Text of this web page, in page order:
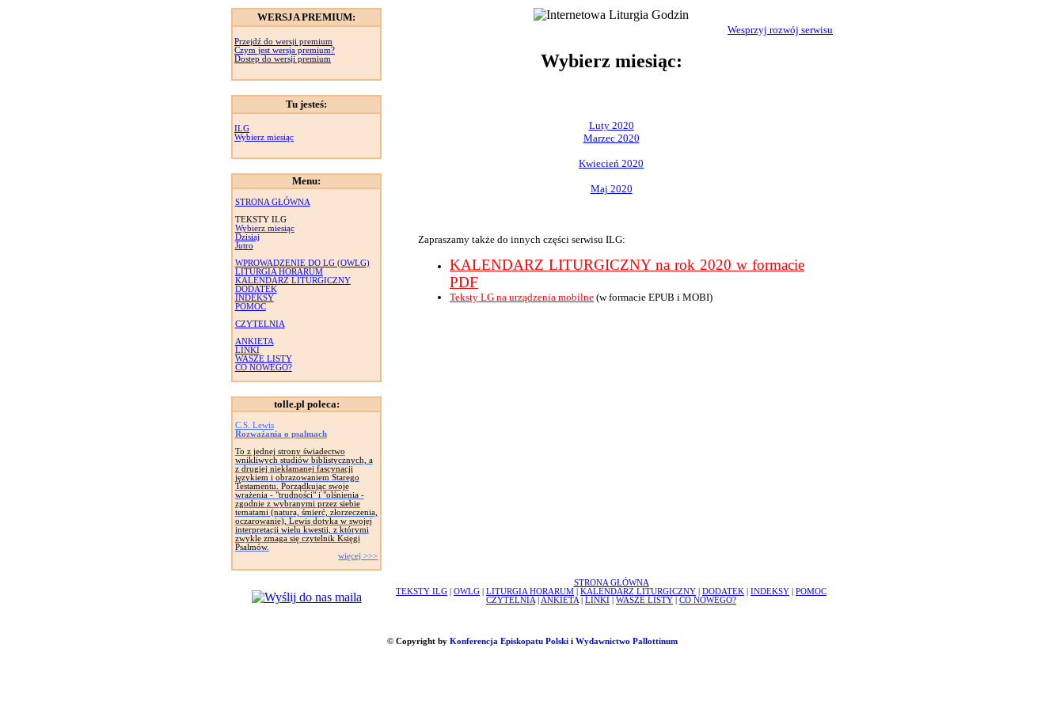
WERSJA PREMIUM:
Przejdź do wersji premium
Czym jest wersja premium?
Dostęp do wersji premium
Tu jesteś:
ILG
Wybierz miesiąc
Menu:
STRONA GŁÓWNA
TEKSTY ILG
Wybierz miesiąc
Dzisiaj
Jutro
WPROWADZENIE DO LG (OWLG)
LITURGIA HORARUM
KALENDARZ LITURGICZNY
DODATEK
INDEKSY
POMOC
CZYTELNIA
ANKIETA
LINKI
WASZE LISTY
CO NOWEGO?
tolle.pl poleca:
C.S. Lewis
Rozważania o psalmach
To z jednej strony świadectwo
wnikliwych studiów biblistycznych, a
z drugiej niekłamanej fascynacji
językiem i obrazowaniem Starego
Testamentu. Porządkując swoje
wrażenia - "trudności" i "olśnienia -
zgodnie z wybranymi przez siebie
tematami (natura, śmierć, złorzeczenia,
oczarowanie), Lewis dotyka w swojej
interpretacji wielu kwestii, z którymi
zwykle zmaga się czytelnik Księgi
Psalmów.
więcej >>>
Wesprzyj rozwój serwisu
Wybierz miesiąc:
Luty 2020
Marzec 2020
Kwiecień 2020
Maj 2020
Zapraszamy także do innych części serwisu ILG:
KALENDARZ LITURGICZNY na rok 2020 w formacie
PDF
Teksty LG na urządzenia mobilne (w formacie EPUB i MOBI)
STRONA GŁÓWNA
TEKSTY ILG
OWLG LITURGIA HORARUM KALENDARZ LITURGICZNY DODATEK INDEKSY
POMOC
CZYTELNIA
ANKIETA LINKI WASZE LISTY CO NOWEGO?
© Copyright by Konferencja Episkopatu Polskii Wydawnictwo Pallottinum